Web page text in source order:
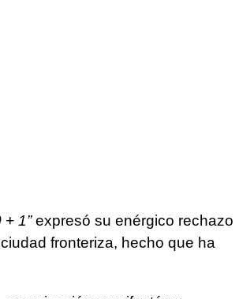
+ 1”expresó su enérgico rechazo
fronteriza, hecho que ha